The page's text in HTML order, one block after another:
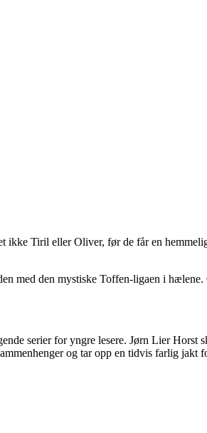
ikke Tiril eller Oliver, før de får en
med den mystiske Toffen-ligaen i hælene.
serier for yngre lesere. Jørn Lier
og tar opp en tidvis farlig jakt